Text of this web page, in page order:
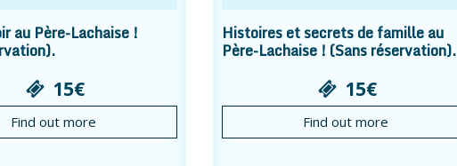
au Père-Lachaise !
15€
Find out more
Histoires et secrets de famille au
Père-Lachaise ! (Sans réservation).
15€
Find out more